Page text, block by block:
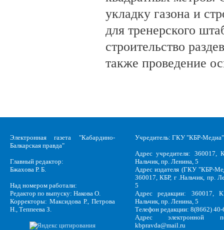
укладку газона и
для тренерского
строительство
также проведение
Электронная газета "Кабардино-
Балкарская правда"
Главный редактор:
Бжахова Р. Б.
Над номером работали:
Редактор по выпуску: Накова О.
Корректоры: Максидова Р., Петрова
Н., Теппеева З.
Учредитель: ГКУ "КБР-Медиа"
Адрес учредителя: 360017,
Нальчик, пр. Ленина, 5
Адрес издателя (ГКУ "КБР-
360017, КБР, г .Нальчик, пр.
5
Адрес редакции: 360017,
Нальчик, пр. Ленина, 5
Телефон редакции: 8(8662)
Адрес электронной
kbpravda@mail.ru